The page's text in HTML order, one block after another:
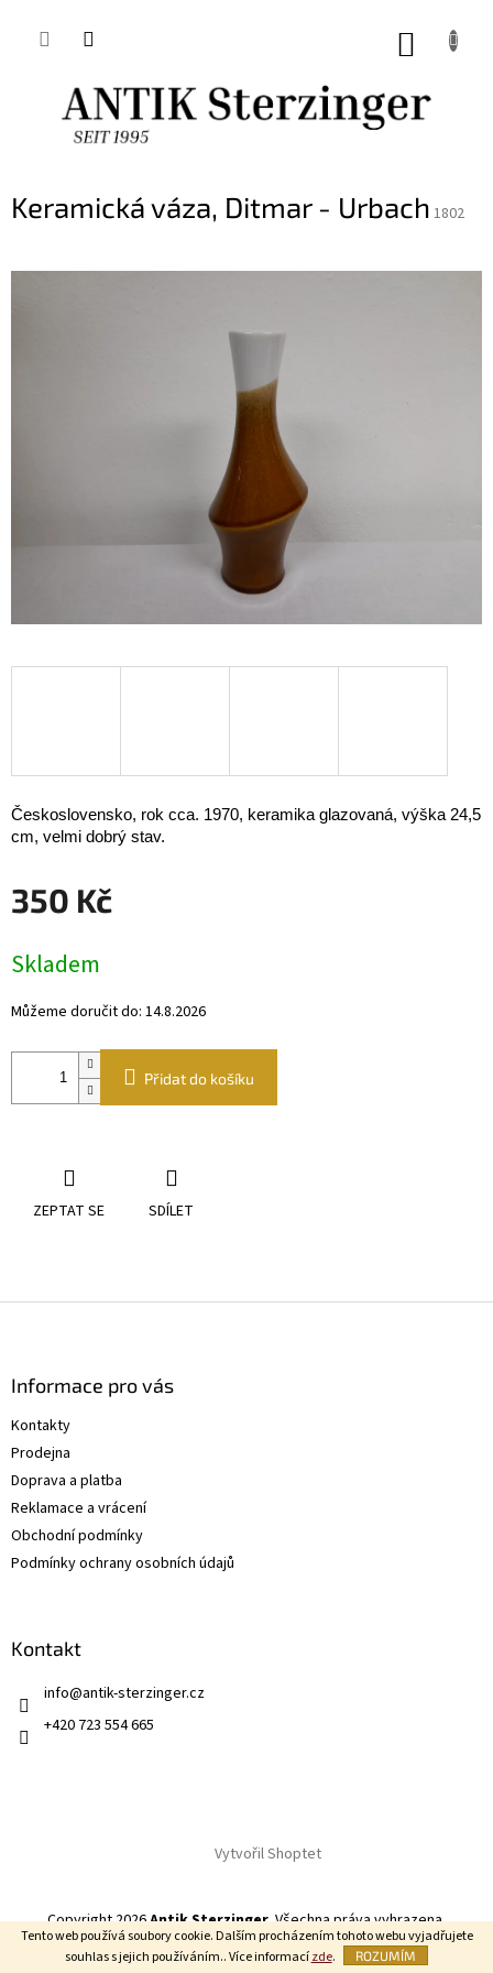
Tento web používá soubory cookie. Dalším procházením tohoto webu vyjadřujete
souhlas s jejich používáním.. Více informacízde. ROZUMÍM
Keramická váza, Ditmar - Urbach 1802
350 Kč
cena:
Skladem
Můžeme doručit do: 14.8.2026
Přidat do košíku
Československo, rok cca. 1970, keramika glazovaná, výška 24,5
cm, velmi dobrý stav.
ZEPTAT SE SDÍLET
Informace pro vás
Kontakty
Prodejna
Doprava a platba
Reklamace a vrácení
Obchodní podmínky
Podmínky ochrany osobních údajů
Kontakt
info@antik-sterzinger.cz
+420 723 554 665
Vytvořil Shoptet
Copyright 2026Antik Sterzinger. Všechna práva vyhrazena.